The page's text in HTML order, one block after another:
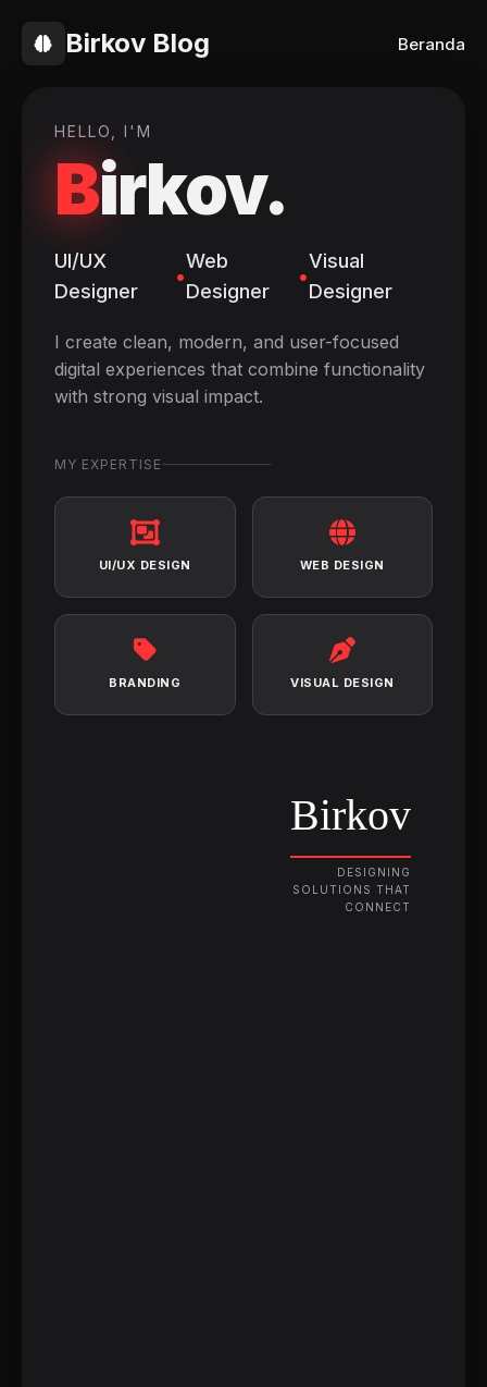
Birkov Blog Beranda
HELLO, I'M
Birkov.
UI/UX
Designer
•
Web
Designer
•
Visual
Designer
I create clean, modern, and user-focused
digital experiences that combine functionality
with strong visual impact.
MY EXPERTISE
UI/UX DESIGN WEB DESIGN
BRANDING VISUAL DESIGN
Birkov
DESIGNING
SOLUTIONS THAT
CONNECT